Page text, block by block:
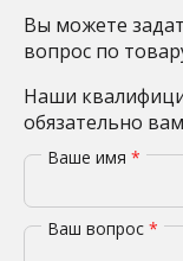
Вы можете
вопрос по
Наши
обязательно
Ваше имя *
Ваш вопрос *